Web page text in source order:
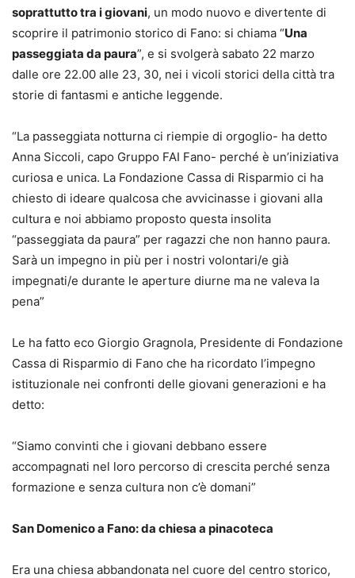
soprattutto tra i giovani, un modo nuovo e divertente di
scoprire il patrimonio storico di Fano: si chiama “Una
passeggiata da paura”, e si svolgerà sabato 22 marzo
dalle ore 22.00 alle 23, 30, nei i vicoli storici della città tra
storie di fantasmi e antiche leggende.
“La passeggiata notturna ci riempie di orgoglio- ha detto
Anna Siccoli, capo Gruppo FAI Fano- perché è un’iniziativa
curiosa e unica. La Fondazione Cassa di Risparmio ci ha
chiesto di ideare qualcosa che avvicinasse i giovani alla
cultura e noi abbiamo proposto questa insolita
“passeggiata da paura” per ragazzi che non hanno paura.
Sarà un impegno in più per i nostri volontari/e già
impegnati/e durante le aperture diurne ma ne valeva la
pena”
Le ha fatto eco Giorgio Gragnola, Presidente di Fondazione
Cassa di Risparmio di Fano che ha ricordato l’impegno
istituzionale nei confronti delle giovani generazioni e ha
detto:
“Siamo convinti che i giovani debbano essere
accompagnati nel loro percorso di crescita perché senza
formazione e senza cultura non c’è domani”
San Domenico a Fano: da chiesa a pinacoteca
Era una chiesa abbandonata nel cuore del centro storico,